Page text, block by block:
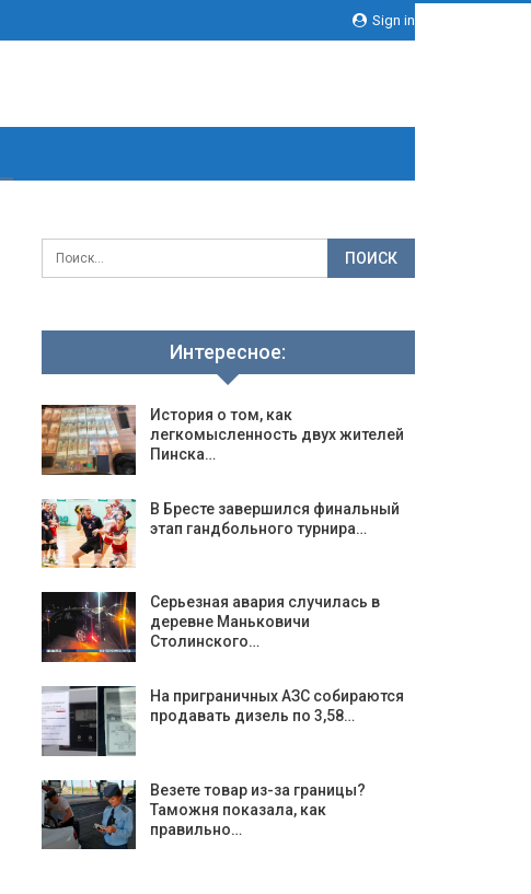
Sign in
Интересное:
История о том, как
легкомысленность двух жителей
Пинска…
В Бресте завершился финальный
этап гандбольного турнира…
Серьезная авария случилась в
деревне Маньковичи
Столинского…
На приграничных АЗС собираются
продавать дизель по 3,58…
Везете товар из-за границы?
Таможня показала, как
правильно…